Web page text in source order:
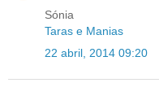
Sónia
Taras e Manias
22 abril, 2014 09:20